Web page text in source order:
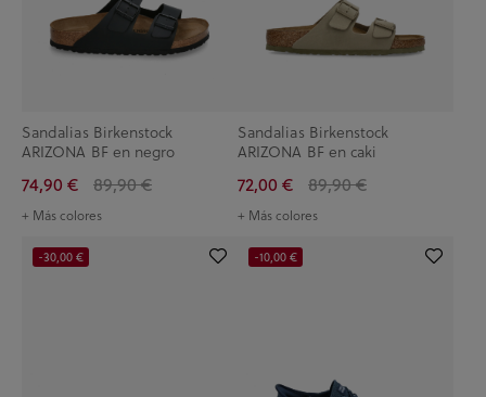
Sandalias Birkenstock
ARIZONA BF en negro
74,90 € 89,90 €
+ Más colores
Sandalias Birkenstock
ARIZONA BF en caki
72,00 € 89,90 €
+ Más colores
-30,00 € -10,00 €